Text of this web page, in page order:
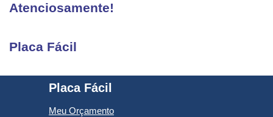
Atenciosamente!
Placa Fácil
Placa Fácil
Meu Orçamento